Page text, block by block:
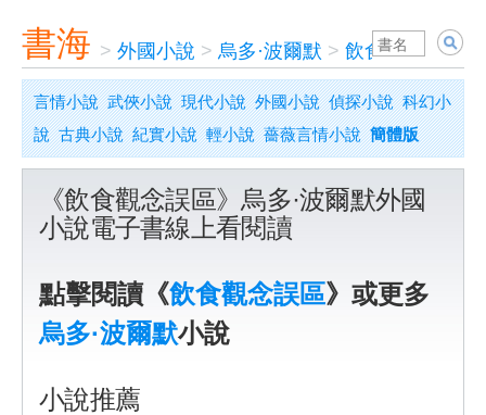
書海 > 外國小說 > 烏多·波爾默 > 飲食觀念誤區
言情小說 武俠小說 現代小說 外國小說 偵探小說 科幻小
說 古典小說 紀實小說 輕小說 薔薇言情小說 簡體版
《飲食觀念誤區》烏多·波爾默外國
小說電子書線上看閱讀
點擊閱讀《飲食觀念誤區》或更多
烏多·波爾默小說
小說推薦